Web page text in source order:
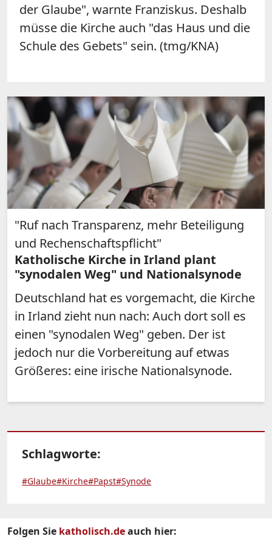
der Glaube", warnte Franziskus. Deshalb
müsse die Kirche auch "das Haus und die
Schule des Gebets" sein. (tmg/KNA)
"Ruf nach Transparenz, mehr Beteiligung
und Rechenschaftspflicht"
Katholische Kirche in Irland plant
"synodalen Weg" und Nationalsynode
Deutschland hat es vorgemacht, die Kirche
in Irland zieht nun nach: Auch dort soll es
einen "synodalen Weg" geben. Der ist
jedoch nur die Vorbereitung auf etwas
Größeres: eine irische Nationalsynode.
Schlagworte:
#Glaube#Kirche#Papst#Synode
Folgen Sie katholisch.deauch hier: